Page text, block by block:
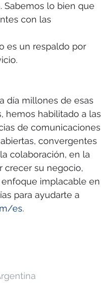
Sabemos lo bien que
con las
es un respaldo por
día millones de esas
hemos habilitado a las
de comunicaciones
convergentes
colaboración, en la
crecer su negocio,
implacable en
para ayudarte a
es.